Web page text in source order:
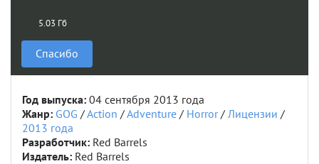
5.03 Гб
Спасибо
Год выпуска: 04 сентября 2013 года
Жанр: GOG /Action /Adventure / Horror/ Лицензии /
2013 года
Разработчик: Red Barrels
Издатель: Red Barrels